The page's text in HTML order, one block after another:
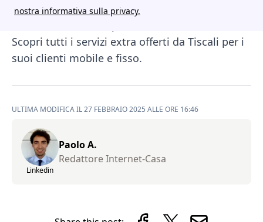
nostra informativa sulla privacy.
con un’azienda nazionale che ha a cuore i propri
Scopri tutti i servizi extra offerti da Tiscali per i
suoi clienti mobile e fisso.
ULTIMA MODIFICA IL 27 FEBBRAIO 2025 ALLE ORE 16:46
Linkedin
Paolo A.
Redattore Internet-Casa